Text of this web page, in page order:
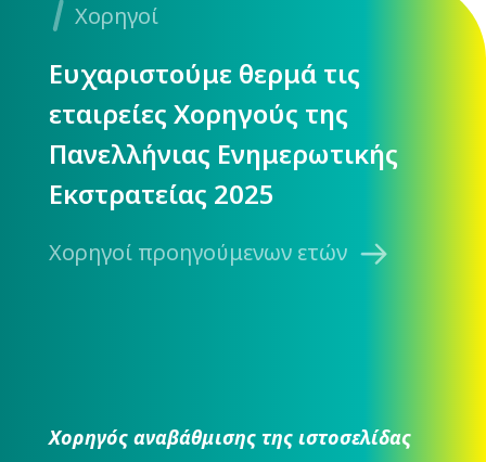
Χορηγοί
Ευχαριστούμε θερμά τις
εταιρείες Χορηγούς της
Πανελλήνιας Ενημερωτικής
Εκστρατείας 2025
Χορηγοί προηγούμενων ετών
Χορηγός αναβάθμισης της ιστοσελίδας